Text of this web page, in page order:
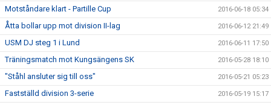
Motståndare klart - Partille Cup 2016-06-18 05:34
Åtta bollar upp mot division II-lag 2016-06-12 21:49
USM DJ steg 1 i Lund 2016-06-11 17:50
Träningsmatch mot Kungsängens SK 2016-05-28 18:10
"Ståhl ansluter sig till oss" 2016-05-21 05:23
Fastställd division 3-serie 2016-05-19 15:17